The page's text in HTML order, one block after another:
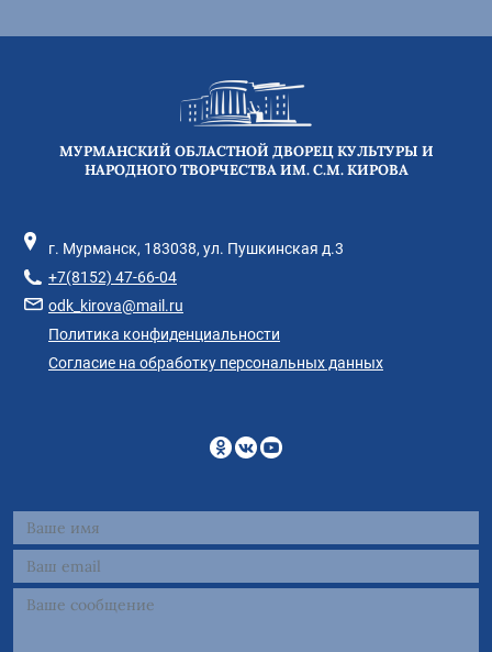
МУРМАНСКИЙ ОБЛАСТНОЙ ДВОРЕЦ КУЛЬТУРЫ И
НАРОДНОГО ТВОРЧЕСТВА ИМ. С.М. КИРОВА
г. Мурманск, 183038, ул. Пушкинская д.3
+7(8152) 47-66-04
odk_kirova@mail.ru
Политика конфиденциальности
Согласие на обработку персональных данных